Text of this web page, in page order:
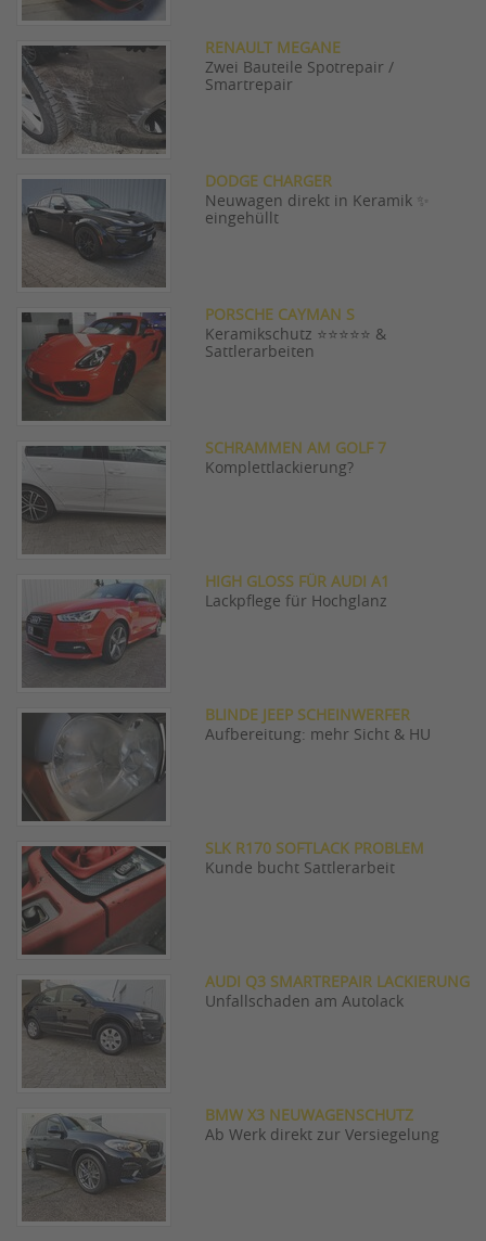
RENAULT MEGANE
Zwei Bauteile Spotrepair /
Smartrepair
DODGE CHARGER
Neuwagen direkt in Keramik ✨
eingehüllt
PORSCHE CAYMAN S
Keramikschutz ⭐⭐⭐⭐⭐ &
Sattlerarbeiten
SCHRAMMEN AM GOLF 7
Komplettlackierung?
HIGH GLOSS FÜR AUDI A1
Lackpflege für Hochglanz
BLINDE JEEP SCHEINWERFER
Aufbereitung: mehr Sicht & HU
SLK R170 SOFTLACK PROBLEM
Kunde bucht Sattlerarbeit
AUDI Q3 SMARTREPAIR LACKIERUNG
Unfallschaden am Autolack
BMW X3 NEUWAGENSCHUTZ
Ab Werk direkt zur Versiegelung